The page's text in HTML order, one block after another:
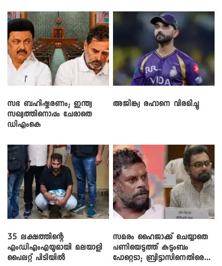
സഭ ബഹിഷ്കരണം; ഇന്ത്യ
സഖ്യത്തിനൊപ്പം ചേരാതെ
ഡിഎംകെ
അജിങ്ക്യ രഹാനെ വിരമിച്ചു
35 ലക്ഷത്തിന്റെ
എംഡിഎംഎയുമായി മലയാളി
പൈലറ്റ് പിടിയിൽ
സമരം ഹൈജാക്ക് ചെയ്യാതെ
പണിയെടുത്ത് കുടുംബം
പോറ്റെടാ; ബ്രിട്ടാസിനെതിരെ